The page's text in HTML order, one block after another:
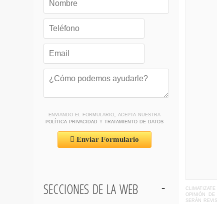
enviando el formulario, acepta nuestra
política privacidad y tratamiento de datos
Enviar Formulario
secciones de la web
opinión
serán